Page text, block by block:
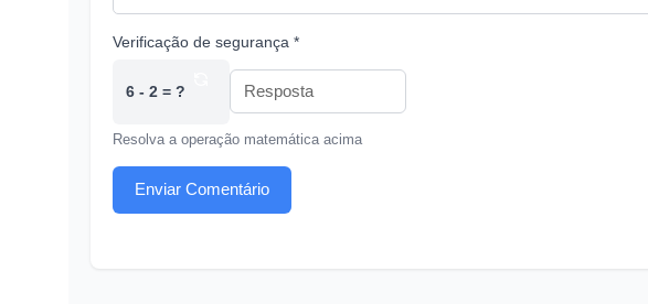
Verificação de segurança *
6 - 2 = ?
Resolva a operação matemática acima
Enviar Comentário